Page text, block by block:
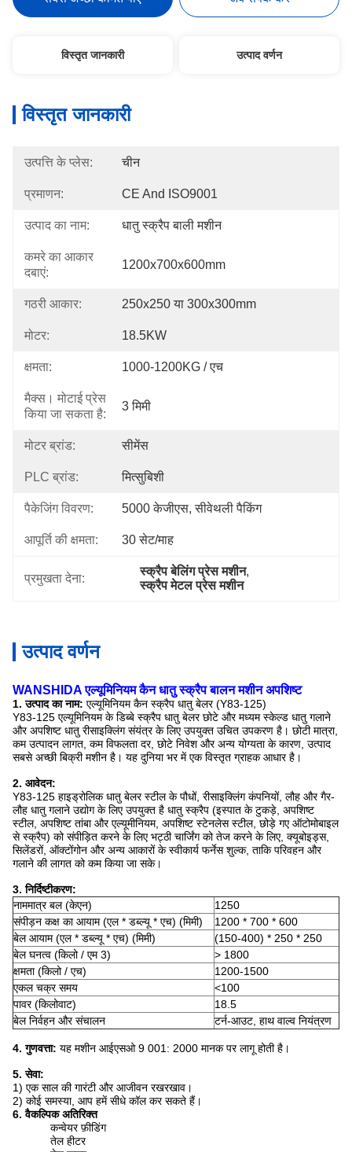
विस्तृत जानकारी उत्पाद वर्णन
विस्तृत जानकारी
उत्पत्ति के प्लेस: चीन
प्रमाणन: CE And ISO9001
उत्पाद का नाम: धातु स्क्रैप बाली मशीन
कमरे का आकार
दबाएं:
1200x700x600mm
गठरी आकार: 250x250 या 300x300mm
मोटर: 18.5KW
क्षमता: 1000-1200KG / एच
मैक्स। मोटाई प्रेस
किया जा सकता है:
3 मिमी
मोटर ब्रांड: सीमेंस
PLC ब्रांड: मित्सुबिशी
पैकेजिंग विवरण: 5000 केजीएस, सीवेथली पैकिंग
आपूर्ति की क्षमता: 30 सेट/माह
प्रमुखता देना:
स्क्रैप बेलिंग प्रेस मशीन,
स्क्रैप मेटल प्रेस मशीन
उत्पाद वर्णन
WANSHIDA एल्यूमिनियम कैन धातु स्क्रैप बालन मशीन अपशिष्ट
1. उत्पाद का नाम: एल्यूमिनियम कैन स्क्रैप धातु बेलर (Y83-125)
Y83-125 एल्यूमिनियम के डिब्बे स्क्रैप धातु बेलर छोटे और मध्यम स्केल्ड धातु गलाने
और अपशिष्ट धातु रीसाइक्लिंग संयंत्र के लिए उपयुक्त उचित उपकरण है। छोटी मात्रा,
कम उत्पादन लागत, कम विफलता दर, छोटे निवेश और अन्य योग्यता के कारण, उत्पाद
सबसे अच्छी बिक्री मशीन है। यह दुनिया भर में एक विस्तृत ग्राहक आधार है।
2. आवेदन:
Y83-125 हाइड्रोलिक धातु बेलर स्टील के पौधों, रीसाइक्लिंग कंपनियों, लौह और गैर-
लौह धातु गलाने उद्योग के लिए उपयुक्त है धातु स्क्रैप (इस्पात के टुकड़े, अपशिष्ट
स्टील, अपशिष्ट तांबा और एल्यूमीनियम, अपशिष्ट स्टेनलेस स्टील, छोड़े गए ऑटोमोबाइल
से स्क्रैप) को संपीड़ित करने के लिए भट्ठी चार्जिंग को तेज करने के लिए, क्यूबोइड्स,
सिलेंडरों, ऑक्टोंगोन और अन्य आकारों के स्वीकार्य फर्नेस शुल्क, ताकि परिवहन और
गलाने की लागत को कम किया जा सके।
3. निर्दिष्टीकरण:
नाममात्र बल (केएन)
1250
संपीड़न कक्ष का आयाम (एल * डब्ल्यू * एच) (मिमी)
1200 * 700 * 600
बेल आयाम (एल * डब्ल्यू * एच) (मिमी)
(150-400) * 250 * 250
बेल घनत्व (किलो / एम 3)
> 1800
क्षमता (किलो / एच)
1200-1500
एकल चक्र समय
<100
पावर (किलोवाट)
18.5
बेल निर्वहन और संचालन
टर्न-आउट, हाथ वाल्व नियंत्रण
4. गुणवत्ता: यह मशीन आईएसओ 9 001: 2000 मानक पर लागू होती है।
5. सेवा:
1) एक साल की गारंटी और आजीवन रखरखाव।
2) कोई समस्या, आप हमें सीधे कॉल कर सकते हैं।
6. वैकल्पिक अतिरिक्त
कन्वेयर फ़ीडिंग
तेल हीटर